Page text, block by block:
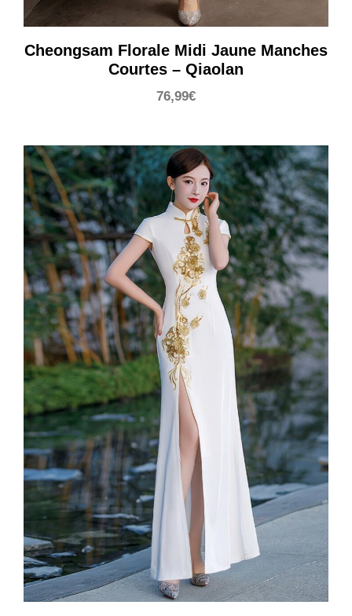
Cheongsam Florale Midi Jaune Manches
Courtes – Qiaolan
76,99€